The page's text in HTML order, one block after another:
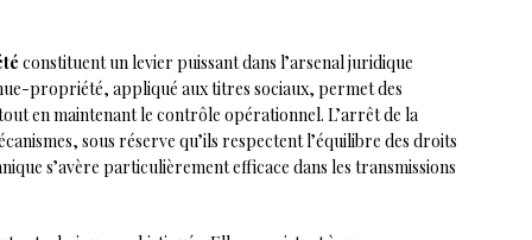
constituent un levier puissant dans l’arsenal juridique
propriété, appliqué aux titres sociaux, permet des
en maintenant le contrôle opérationnel. L’arrêt de la
sous réserve qu’ils respectent l’équilibre des droits
s’avère particulièrement efficace dans les transmissions